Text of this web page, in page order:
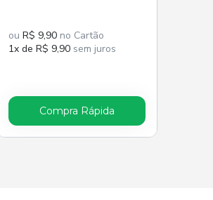
ou R$ 9,90 no Cartão
1x de R$ 9,90 sem juros
Compra Rápida